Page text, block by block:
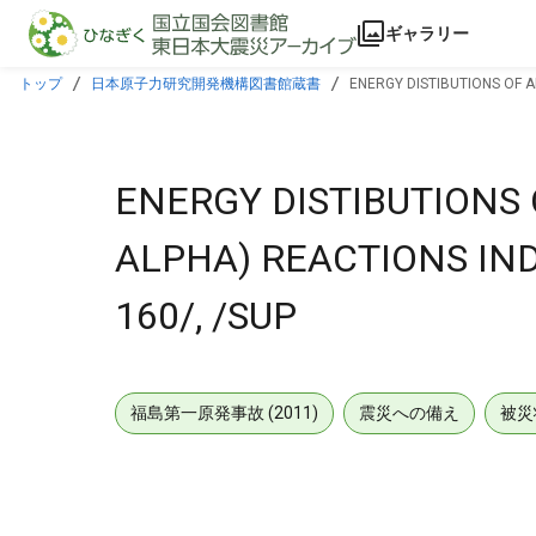
本文に飛ぶ
ギャラリー
トップ 日本原子力研究開発機構図書館蔵書 ENERGY DISTIBUTIONS OF
ENERGY
ALPHA) REACTIONS
160/, /SUP
福島第一原発事故 (2011) 震災への備え 被災